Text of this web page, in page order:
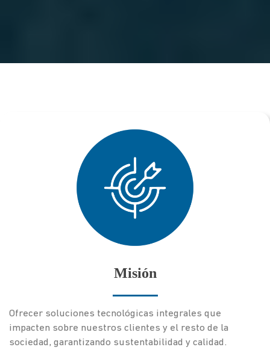
Misión
Ofrecer soluciones tecnológicas integrales que
impacten sobre nuestros clientes y el resto de la
sociedad, garantizando sustentabilidad y calidad.